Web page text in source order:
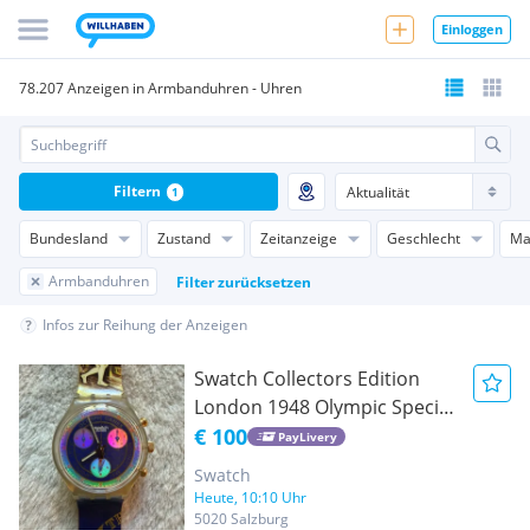
Einloggen
78.207 Anzeigen in Armbanduhren - Uhren
Bundesland Zustand Zeitanzeige Geschlecht
Armbanduhren Filter zurücksetzen
Filtern 1
Infos zur Reihung der Anzeigen
Swatch Collectors Edition
London 1948 Olympic Special
Chronograph watch model
SCZ102
€ 100 PayLivery
Swatch
Heute, 10:10 Uhr
5020 Salzburg